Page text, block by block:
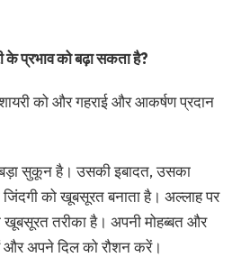
के प्रभाव को बढ़ा सकता है?
को और गहराई और आकर्षण प्रदान
सुकून है। उसकी इबादत, उसका
जिंदगी को खूबसूरत बनाता है। अल्लाह पर
खूबसूरत तरीका है। अपनी मोहब्बत और
और अपने दिल को रौशन करें।